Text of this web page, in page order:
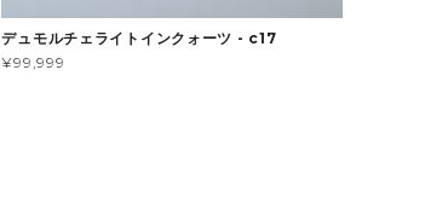
デュモルチェライトインクォーツ - c17
¥99,999